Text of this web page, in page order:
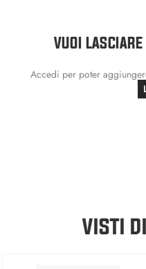
VUOI
Accedi per poter
VISTI